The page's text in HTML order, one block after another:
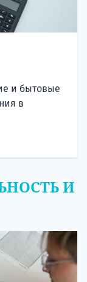
и бытовые
в
И